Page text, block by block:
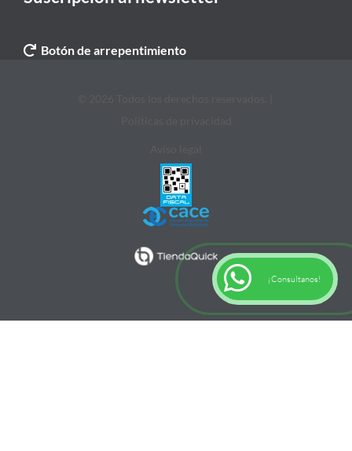
Botón de arrepentimiento
¡Consultanos!